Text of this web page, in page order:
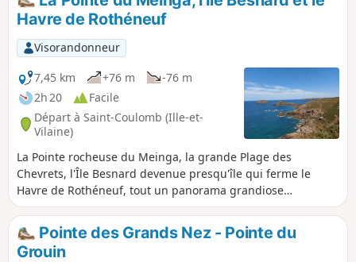
panorama porte du Cap Fréhel à la Pointe du
Grouin avec à l'horizon les iles Chausey. La
Pointe du Meinga est entourée à l'Ouest par
la grande plage de la Guimorais (naturisme
sur une partie) et à l'Est dans l'Anse de la
Touesse par la plage de Roz Ven.
Havre de Rothéneuf
Visorandonneur
7,45 km
+76 m
-76 m
2h 20
Facile
Départ à Saint-Coulomb (Ille-et-
Vilaine)
La Pointe rocheuse du Meinga, la grande Plage des
Chevrets, l'Île Besnard devenue presqu'île qui ferme le
Havre de Rothéneuf, tout un panorama grandiose
changeant au gré des marées.Le Havre de Rothéneuf ou du
Lupin est un site réputé pour l'observation des oiseaux des
zones de lagunes.
Pointe des Grands Nez - Pointe du
Grouin